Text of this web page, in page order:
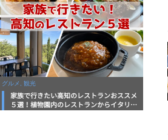
グルメ, 観光
家族で行きたい高知のレストランおススメ
５選！植物園内のレストランからイタリア